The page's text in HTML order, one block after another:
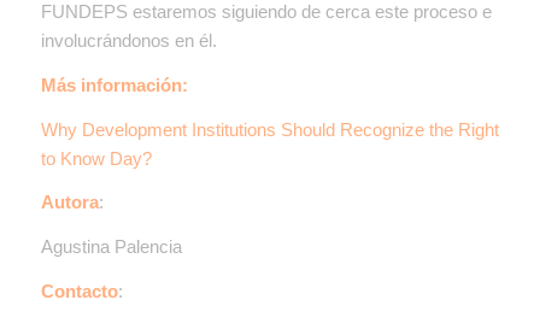
FUNDEPS estaremos siguiendo de cerca este proceso e
involucrándonos en él.
Más información:
Why Development Institutions Should Recognize the Right
to Know Day?
Autora:
Agustina Palencia
Contacto: